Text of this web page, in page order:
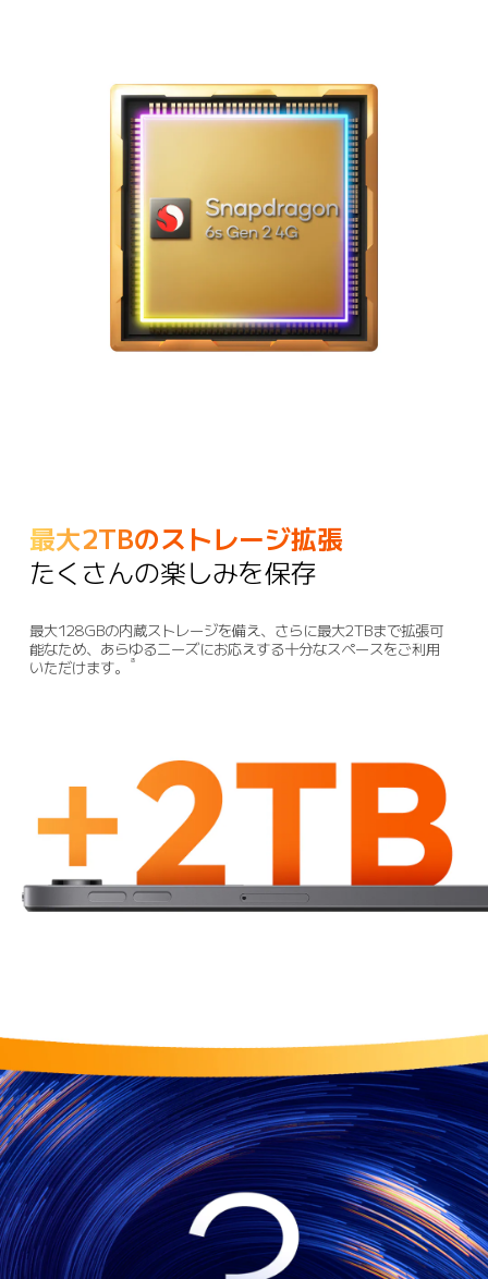
最大2TBのストレージ拡張
たくさんの楽しみを保存
最大128GBの内蔵ストレージを備え、さらに最大2TBまで拡張可
能なため、あらゆるニーズにお応えする十分なスペースをご利用
いただけます。
8